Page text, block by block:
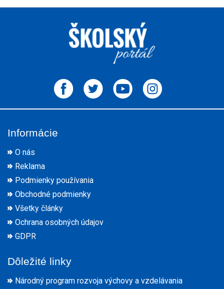
Informácie
O nás
Reklama
Podmienky používania
Obchodné podmienky
Všetky články
Ochrana osobných údajov
GDPR
Dôležité linky
Národný program rozvoja výchovy a vzdelávania